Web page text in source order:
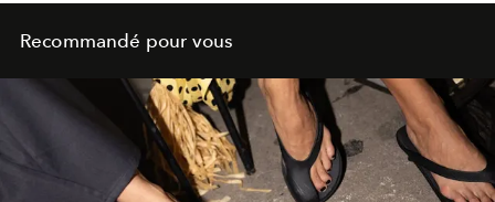
Recommandé pour vous